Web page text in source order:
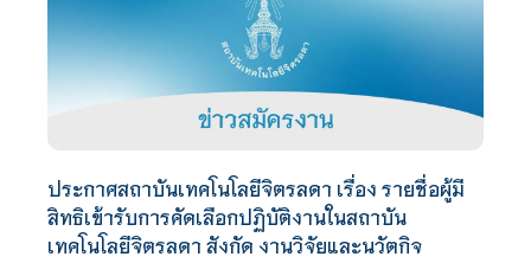
ประกาศสถาบันเทคโนโลยีจิตรลดา เรื่อง รายชื่อผู้มี
สิทธิเข้ารับการคัดเลือกปฏิบัติงานในสถาบัน
เทคโนโลยีจิตรลดา สังกัด งานวิจัยและนวัตกิจ